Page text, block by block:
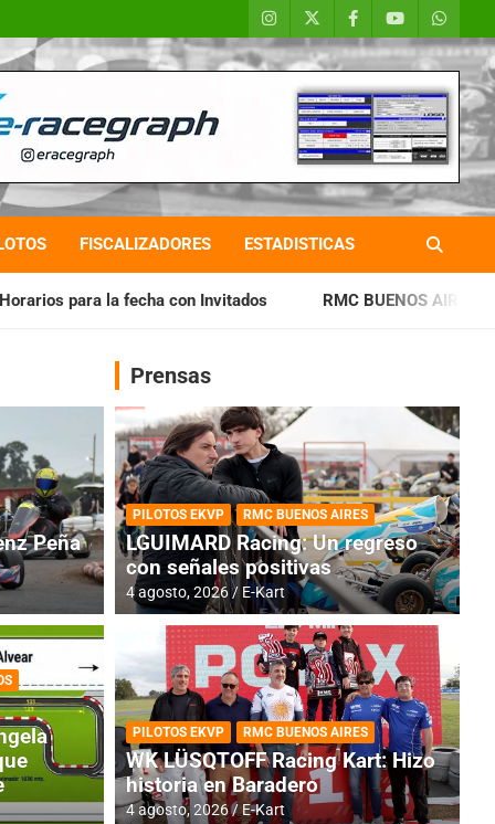
FISCALIZADORES ESTADISTICAS
Invitados RMC BUENOS AIRES: Cerró una jornada
Horarios para la
Peña
Prensas
PILOTOS EKVP RMC BUENOS AIRES
LGUIMARD Racing: Un regreso
con señales positivas
4 agosto, 2026 E-Kart
PILOTOS EKVP RMC BUENOS AIRES
WK LÜSQTOFF Racing Kart: Hizo
historia en Baradero
4 agosto, 2026 E-Kart